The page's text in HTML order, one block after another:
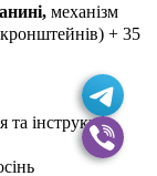
механізм
+ 35
та інструкція